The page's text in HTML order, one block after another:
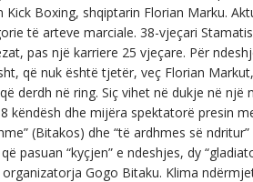
Boxing, shqiptarin Florian Marku.
të arteve marciale. 38-vjeçari
pas një karriere 25 vjeçare. Për
që nuk është tjetër, veç Florian
derdh në ring. Siç vihet në dukje në
këndësh dhe mijëra spektatorë presin
(Bitakos) dhe “të ardhmes së
pasuan “kyçjen” e ndeshjes, dy
Gogo Bitaku. Klima